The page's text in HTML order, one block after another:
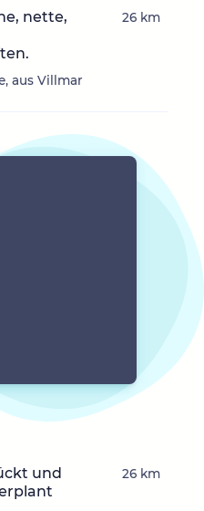
nette,
aus Villmar
26 km
und
26 km